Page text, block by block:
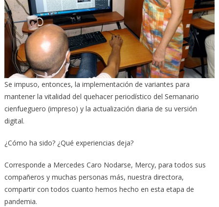
Se impuso, entonces, la implementación de variantes para
mantener la vitalidad del quehacer periodístico del Semanario
cienfueguero (impreso) y la actualización diaria de su versión
digital.
¿Cómo ha sido? ¿Qué experiencias deja?
Corresponde a Mercedes Caro Nodarse, Mercy, para todos sus
compañeros y muchas personas más, nuestra directora,
compartir con todos cuanto hemos hecho en esta etapa de
pandemia.